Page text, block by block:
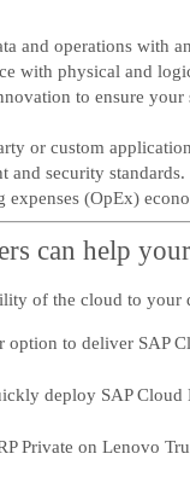
and operations with
with physical and
to ensure
or custom
and security standards.
expenses (OpEx)
can help
of the cloud to
option to deliver SAP
deploy SAP
Private on Lenovo